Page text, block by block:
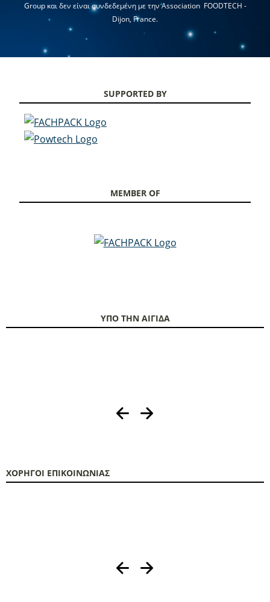
Group και δεν είναι συνδεδεμένη με την Association FOODTECH -
Dijon, France.
SUPPORTED BY
MEMBER OF
ΥΠΟ ΤΗΝ ΑΙΓΙΔΑ
ΧΟΡΗΓΟΙ ΕΠΙΚΟΙΝΩΝΙΑΣ